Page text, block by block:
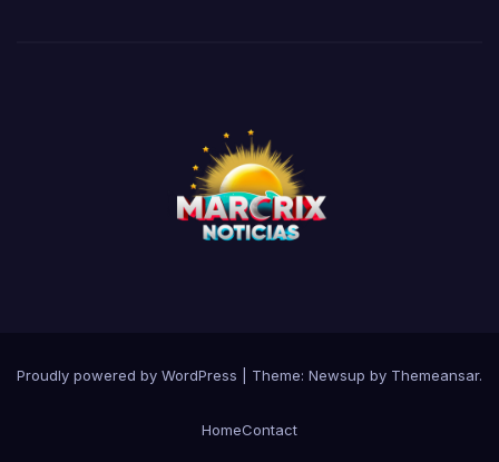
Proudly powered by WordPress Theme: Newsup by Themeansar.
HomeContact